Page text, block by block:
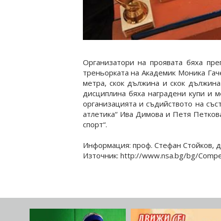
Организатори на проявата бяха
треньорката на Академик Моника
метра, скок дължина и скок
дисциплина бяха наградени купи и
организацията и съдийството на
атлетика“ Ива Димова и Петя
спорт“.
Информация: проф. Стефан Стойков,
Източник: http://www.nsa.bg/bg/